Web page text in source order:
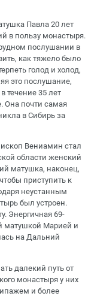
Павла 20 лет
в пользу монастыря.
послушании в
как тяжело было
голод и холод,
это послушание,
течение 35 лет
Она почти самая
в Сибирь за
Вениамин стал
области женский
матушка, наконец,
приступить к
неустанным
был устроен.
Энергичная 69-
матушкой Марией и
на Дальний
далекий путь от
монастыря у них
и более